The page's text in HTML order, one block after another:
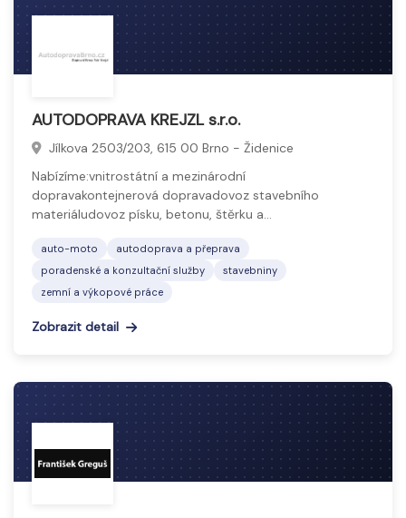
stavebních projektů s důrazem na technické normy
a efektivitu práce.
AUTODOPRAVA KREJZL s.r.o.
Jílkova 2503/203, 615 00 Brno - Židenice
Nabízíme:vnitrostátní a mezinárodní
dopravakontejnerová dopravadovoz stavebního
materiáludovoz písku, betonu, štěrku a…
auto-moto
autodoprava a přeprava
poradenské a konzultační služby
stavebniny
zemní a výkopové práce
Zobrazit detail